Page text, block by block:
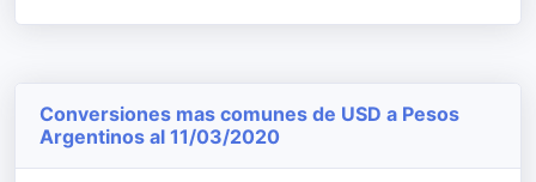
Conversiones mas comunes de USD a Pesos
Argentinos al 11/03/2020